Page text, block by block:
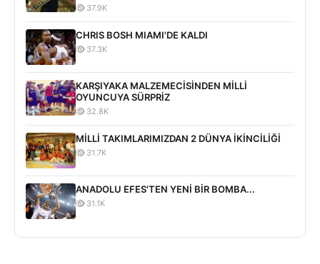
37.9K
CHRIS BOSH MIAMI'DE KALDI
37.3K
KARŞIYAKA MALZEMECİSİNDEN MİLLİ
OYUNCUYA SÜRPRİZ
32.8K
MİLLİ TAKIMLARIMIZDAN 2 DÜNYA İKİNCİLİĞİ
31.7K
ANADOLU EFES'TEN YENİ BİR BOMBA...
31.1K